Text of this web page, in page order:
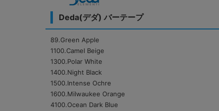
Deda(デダ) バーテープ
89.Green Apple
1100.Camel Beige
1300.Polar White
1400.Night Black
1500.Intense Ochre
1600.Milwaukee Orange
4100.Ocean Dark Blue